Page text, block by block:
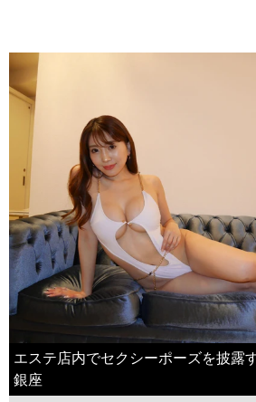
エステ店内でセクシーポーズを披露
銀座